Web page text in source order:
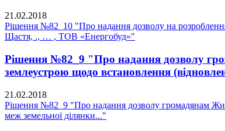
21.02.2018
Рішення №82_10 "Про надання дозволу на розроблення
Щастя, ., … , ТОВ «Енергобуд»"
Рішення №82_9 "Про надання дозволу
землеустрою щодо встановлення
21.02.2018
Рішення №82_9 "Про надання дозволу громадянам
меж земельної ділянки..."